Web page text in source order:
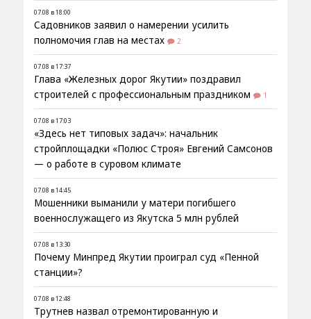
07.08 в 18:00
Садовников заявил о намерении усилить
полномочия глав на местах
2
07.08 в 17:37
Глава «Железных дорог Якутии» поздравил
строителей с профессиональным праздником
1
07.08 в 17:03
«Здесь нет типовых задач»: начальник
стройплощадки «Полюс Строя» Евгений Самсонов
— о работе в суровом климате
07.08 в 14:45
Мошенники выманили у матери погибшего
военнослужащего из Якутска 5 млн рублей
07.08 в 13:30
Почему Минпред Якутии проиграл суд «Пенной
станции»?
07.08 в 12:48
Трутнев назвал отремонтированную и